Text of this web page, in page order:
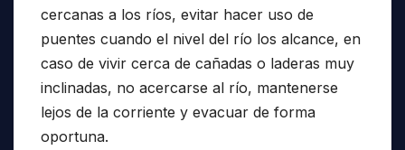
cercanas a los ríos, evitar hacer uso de
puentes cuando el nivel del río los alcance, en
caso de vivir cerca de cañadas o laderas muy
inclinadas, no acercarse al río, mantenerse
lejos de la corriente y evacuar de forma
oportuna.